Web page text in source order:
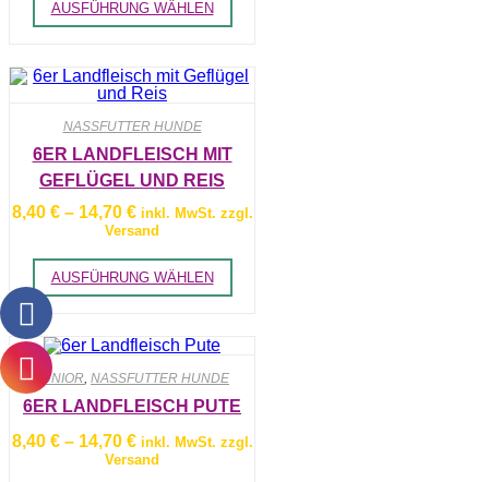
AUSFÜHRUNG WÄHLEN
weist
Varianten
auf.
auf
gewählt
werden
NASSFUTTER HUNDE
6ER LANDFLEISCH MIT
GEFLÜGEL UND REIS
8,40 € – 14,70 €Preisspanne:
8,40 €
14,70 €
inkl. MwSt. zzgl.
Versand
AUSFÜHRUNG WÄHLEN
weist
können
der
JUNIOR, NASSFUTTER HUNDE
6ER LANDFLEISCH PUTE
8,40 € – 14,70 €Preisspanne:
8,40 €
inkl. MwSt. zzgl.
Versand